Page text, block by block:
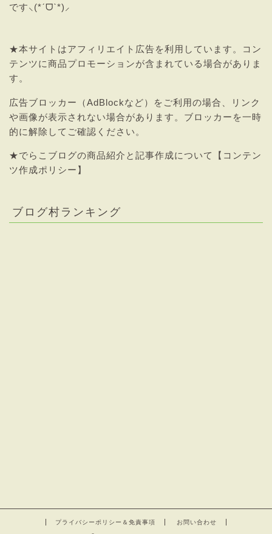
です⸜(*ˊᗜˋ*)⸝
★本サイトはアフィリエイト広告を利用しています。コン
テンツに商品プロモーションが含まれている場合がありま
す。
広告ブロッカー（AdBlockなど）をご利用の場合、リンク
や画像が表示されない場合があります。ブロッカーを一時
的に解除してご確認ください。
★でらこブログの商品紹介と記事作成について【コンテン
ツ作成ポリシー】
ブログ村ランキング
プライバシーポリシー＆免責事項 お問い合わせ